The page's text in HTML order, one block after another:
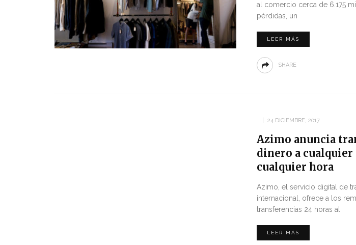
al comercio cerca de 6.175
pérdidas, un
LEER MÁS
SHARE
24 DICIEMBRE, 2017
Azimo anuncia
dinero a cualquier
cualquier hora
Azimo, el servicio digital de
internacional, ofrece a los
transferencias 24 horas al
LEER MÁS